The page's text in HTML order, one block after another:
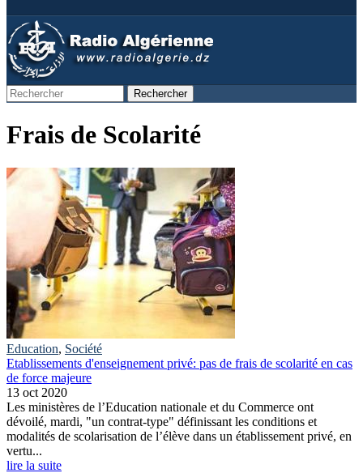
Rechercher
Frais de Scolarité
Education, Société
Etablissements d'enseignement privé: pas de frais de scolarité en cas
de force majeure
13 oct 2020
Les ministères de l’Education nationale et du Commerce ont
dévoilé, mardi, "un contrat-type" définissant les conditions et
modalités de scolarisation de l’élève dans un établissement privé, en
vertu...
lire la suite